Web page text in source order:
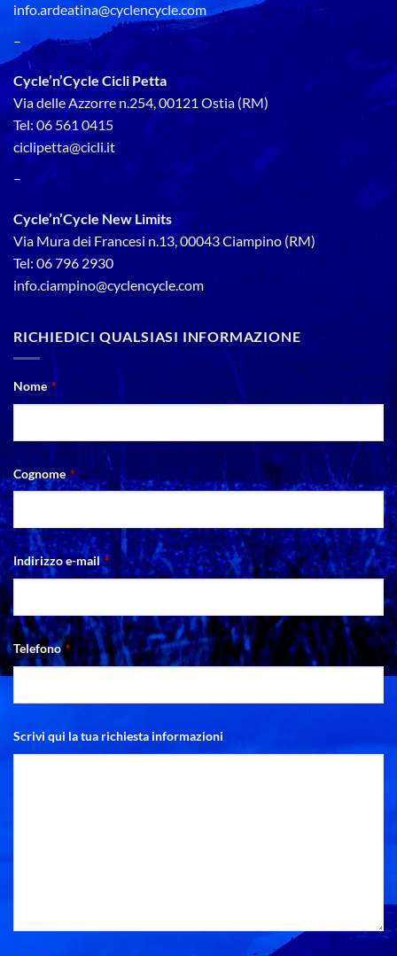
info.ardeatina@cyclencycle.com
–
Cycle’n’Cycle Cicli Petta
Via delle Azzorre n.254, 00121 Ostia (RM)
Tel: 06 561 0415
ciclipetta@cicli.it
–
Cycle’n’Cycle New Limits
Via Mura dei Francesi n.13, 00043 Ciampino (RM)
Tel: 06 796 2930
info.ciampino@cyclencycle.com
RICHIEDICI QUALSIASI INFORMAZIONE
Nome *
Cognome *
Company
Name *
Indirizzo e-mail *
Telefono *
Scrivi qui la tua richiesta informazioni